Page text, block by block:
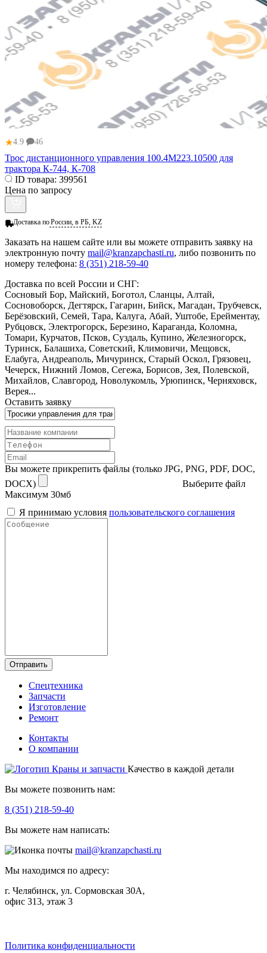
★4.9 46
Трос дистанционного управления 100.4М223.10500 для
трактора К-744, К-708
ID товара: 399561
Цена по запросу
Доставка поРоссии, в РБ, KZ
Заказать на нашем сайте или вы можете отправить заявку на
электронную почту mail@kranzapchasti.ru, либо позвонить по
номеру телефона: 8 (351) 218-59-40
Доставка по всей России и СНГ:
Сосновый Бор, Майский, Боготол, Сланцы, Алтай,
Сосновоборск, Дегтярск, Гагарин, Бийск, Магадан, Трубчевск,
Берёзовский, Семей, Тара, Калуга, Абай, Уштобе, Ерейментау,
Рубцовск, Электрогорск, Березино, Караганда, Коломна,
Томари, Курчатов, Псков, Суздаль, Купино, Железногорск,
Туринск, Балашиха, Советский, Климовичи, Мещовск,
Елабуга, Андреаполь, Мичуринск, Старый Оскол, Грязовец,
Чечерск, Нижний Ломов, Сегежа, Борисов, Зея, Полевской,
Михайлов, Славгород, Новолукомль, Урюпинск, Черняховск,
Верея...
Оставить заявку
Вы можете прикрепить файлы (только JPG, PNG, PDF, DOC,
DOCX)
Выберите файл
Максимум 30мб
Я принимаю условия пользовательского соглашения
Отправить
Спецтехника
Запчасти
Изготовление
Ремонт
Контакты
О компании
Качество в каждой детали
Вы можете позвонить нам:
8 (351) 218-59-40
Вы можете нам написать:
mail@kranzapchasti.ru
Мы находимся по адресу:
г. Челябинск, ул. Сормовская 30А,
офис 313, этаж 3
Политика конфиденциальности